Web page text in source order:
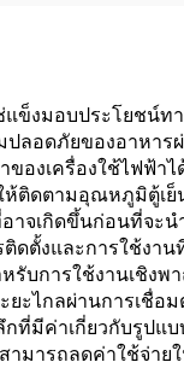
แข็งมอบประโยชน์
ปลอดภัยของอาหา
ของเครื่องใช้ไฟฟ้
ติดตามอุณหภูมิตู้เย็
าจเกิดขึ้นก่อนที่จะ
ดตั้งและการใช้งา
หรับการใช้งานเชิ
ะไกลผ่านการเชื่
กที่มีค่าเกี่ยวกับรูป
มารถลดค่าใช้จ่า